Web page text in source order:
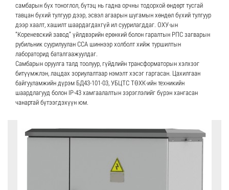
самбарын бүх тоноглол, бүтэц нь гадна орчны тодорхой өндөрт тусгай
тавцан бүхий тулгуур дээр, эсвэл агаарын шугамын хөндөл бүхий тулгуур
дээр хаалт, хашилт шаардагдахгүй ил суурилагддаг. ОХУ-ын
“Кореневский завод” үйлдвэрийн ерөнхий болон гаралтын РПС загварын
рубильник суурилуулан CCA шиннээр холболт хийж туршилтын
лабораторид баталгаажуулдаг.
Самбарын оруулга талд тоолуур, гүйдлийн трансформаторын хэлхээг
битүүмжлэн, лацдах зориулалтаар нэмэлт хэсэг гаргасан. Цахилгаан
байгууламжийн дүрэм БД43-101-03, УБЦТС ТӨХК-ийн техникийн
шаардлагууд болон IP-43 хамгаалалтын зэрэглэлийг бүрэн хангасан
чанартай бүтээгдэхүүн юм.